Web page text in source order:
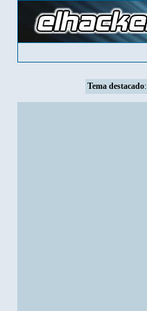
Tema destacado: